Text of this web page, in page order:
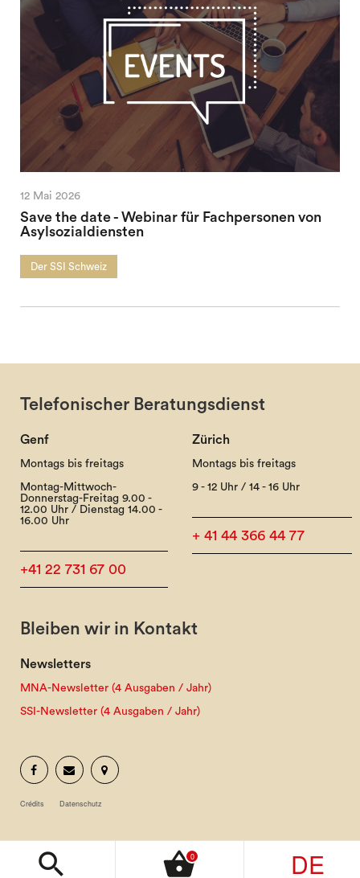
search 0
shopping_basket DE
12 Mai 2026
Save the date - Webinar für Fachpersonen von
Asylsozialdiensten
Der SSI Schweiz
Telefonischer Beratungsdienst
Genf
Montags bis freitags
Montag-Mittwoch-
Donnerstag-Freitag 9.00 -
12.00 Uhr / Dienstag 14.00 -
16.00 Uhr
+41 22 731 67 00
Zürich
Montags bis freitags
9 - 12 Uhr / 14 - 16 Uhr
+ 41 44 366 44 77
Bleiben wir in Kontakt
Newsletters
MNA-Newsletter (4 Ausgaben / Jahr)
SSI-Newsletter (4 Ausgaben / Jahr)
Crédits Datenschutz